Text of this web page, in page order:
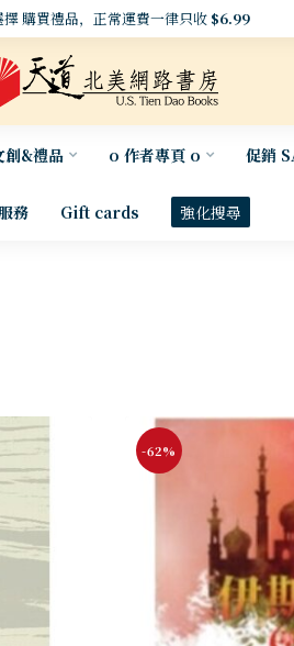
擇 購買禮品，正常運費一律只收 $6.99
創&禮品 o 作者專頁 o 促銷
務 Gift cards 強化搜尋
-62%